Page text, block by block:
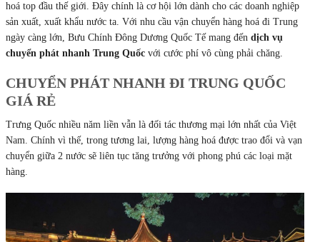
hoá top đầu thế giới. Đây chính là cơ hội lớn dành cho các doanh nghiệp
sản xuất, xuất khẩu nước ta. Với nhu cầu vận chuyển hàng hoá đi Trung
ngày càng lớn, Bưu Chính Đông Dương Quốc Tế mang đến dịch vụ
chuyển phát nhanh Trung Quốc với cước phí vô cùng phải chăng.
CHUYỂN PHÁT NHANH ĐI TRUNG QUỐC
GIÁ RẺ
Trưng Quốc nhiều năm liền vẫn là đối tác thương mại lớn nhất của Việt
Nam. Chính vì thế, trong tương lai, lượng hàng hoá được trao đổi và vạn
chuyển giữa 2 nước sẽ liên tục tăng trưởng với phong phú các loại mặt
hàng.